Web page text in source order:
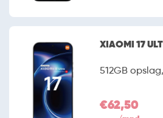
XIAOMI 17
512GB
€62,50